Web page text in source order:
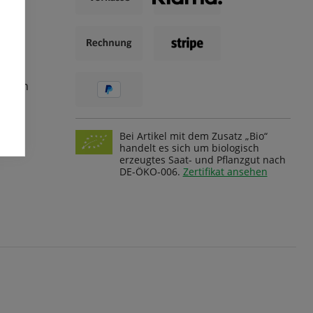
Bei Artikel mit dem Zusatz „Bio“
handelt es sich um biologisch
erzeugtes Saat- und Pflanzgut nach
DE-ÖKO-006. Zertifikat ansehen